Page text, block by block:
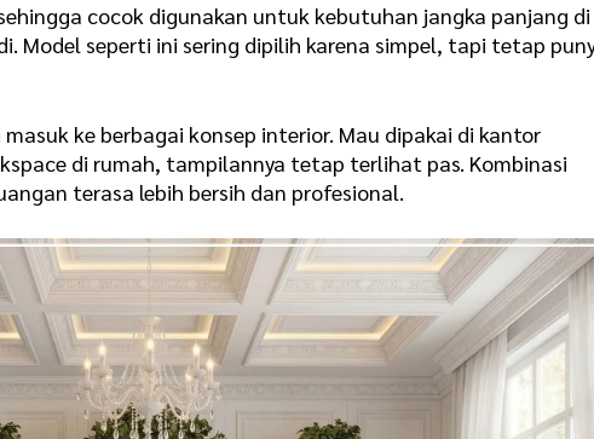
cocok digunakan untuk kebutuhan jangka panjang di
Model seperti ini sering dipilih karena simpel, tapi tetap
ke berbagai konsep interior. Mau dipakai di kantor
di rumah, tampilannya tetap terlihat pas. Kombinasi
terasa lebih bersih dan profesional.